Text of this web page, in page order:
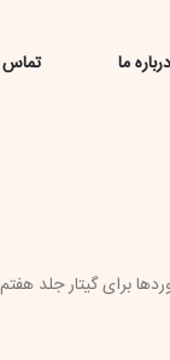
درباره ما تماس
برای گیتار جلد هفتم